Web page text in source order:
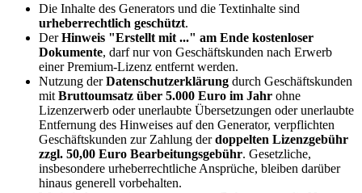
Die Inhalte des Generators und die Textinhalte sind
urheberrechtlich geschützt.
DerHinweis "Erstellt mit ..." am Ende kostenloser
Dokumente, darf nur von Geschäftskunden nach Erwerb
einer Premium-Lizenz entfernt werden.
Nutzung derDatenschutzerklärung durch Geschäftskunden
mit Bruttoumsatz über 5.000 Euro im Jahr ohne
Lizenzerwerb oder unerlaubte Übersetzungen oder unerlaubte
Entfernung des Hinweises auf den Generator, verpflichten
Geschäftskunden zur Zahlung derdoppelten Lizenzgebühr
zzgl. 50,00 Euro Bearbeitungsgebühr. Gesetzliche,
insbesondere urheberrechtliche Ansprüche, bleiben darüber
hinaus generell vorbehalten.